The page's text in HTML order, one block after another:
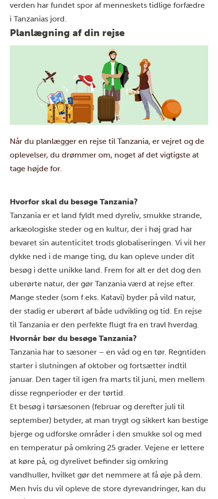
verden har fundet spor af menneskets tidlige forfædre
i Tanzanias jord.
Planlægning af din rejse
Når du planlægger en rejse til Tanzania, er vejret og de
oplevelser, du drømmer om, noget af det vigtigste at
tage højde for.
Hvorfor skal du besøge Tanzania?
Tanzania er et land fyldt med dyreliv, smukke strande,
arkæologiske steder og en kultur, der i høj grad har
bevaret sin autenticitet trods globaliseringen. Vi vil her
dykke ned i de mange ting, du kan opleve under dit
besøg i dette unikke land. Frem for alt er det dog den
uberørte natur, der gør Tanzania værd at rejse efter.
Mange steder (som f.eks. Katavi) byder på vild natur,
der stadig er uberørt af både udvikling og tid. En rejse
til Tanzania er den perfekte flugt fra en travl hverdag.
Hvornår bør du besøge Tanzania?
Tanzania har to sæsoner – en våd og en tør. Regntiden
starter i slutningen af oktober og fortsætter indtil
januar. Den tager til igen fra marts til juni, men mellem
disse regnperioder er der tørtid.
Et besøg i tørsæsonen (februar og derefter juli til
september) betyder, at man trygt og sikkert kan bestige
bjerge og udforske områder i den smukke sol og med
en temperatur på omkring 25 grader. Vejene er lettere
at køre på, og dyrelivet befinder sig omkring
vandhuller, hvilket gør det nemmere at få øje på dem.
Men hvis du vil opleve de store dyrevandringer, kan du